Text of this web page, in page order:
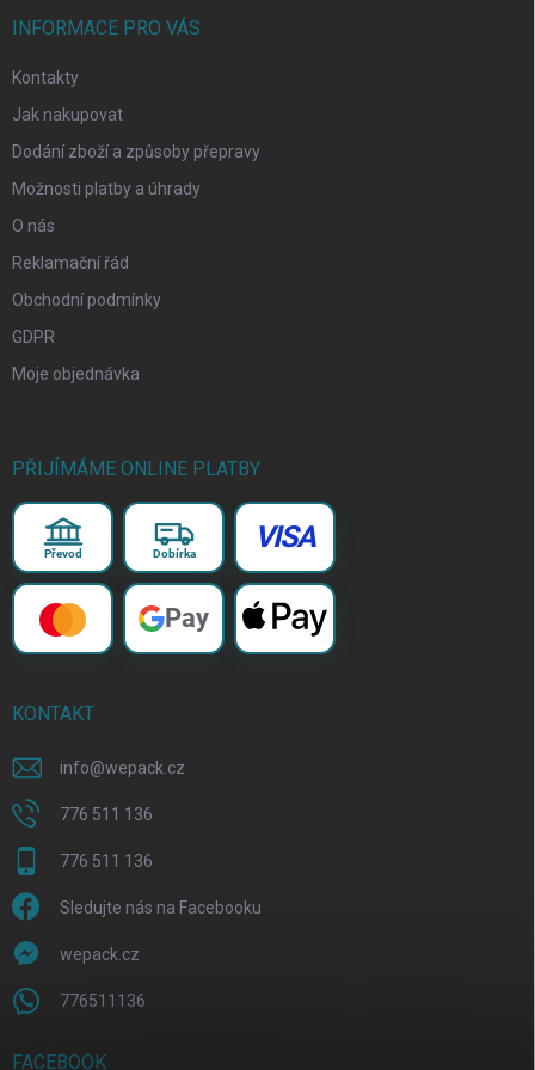
INFORMACE PRO VÁS
Kontakty
Jak nakupovat
Dodání zboží a způsoby přepravy
Možnosti platby a úhrady
O nás
Reklamační řád
Obchodní podmínky
GDPR
Moje objednávka
PŘIJÍMÁME ONLINE PLATBY
Převod Dobírka VISA
Pay
KONTAKT
info@wepack.cz
776 511 136
776 511 136
Sledujte nás na Facebooku
wepack.cz
776511136
FACEBOOK